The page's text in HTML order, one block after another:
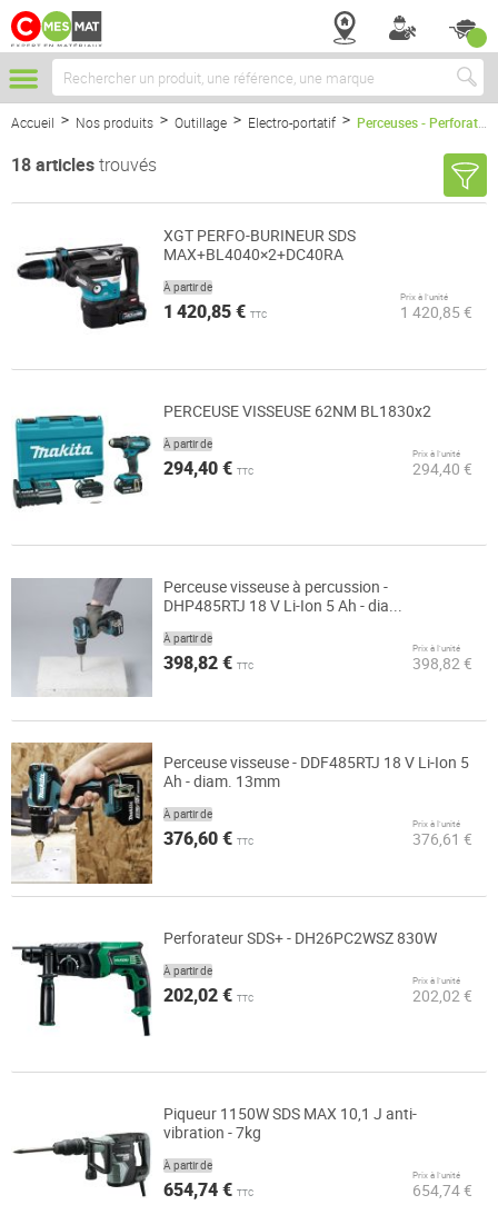
Chercher
Accueil Nos produits Outillage Electro-portatif Perceuses - Perforateurs - Burineurs
18articlestrouvés
XGT PERFO-BURINEUR SDS
MAX+BL4040×2+DC40RA
À partir de
1 420,85 € TTC
Prix à l’unité
1 420,85 €
PERCEUSE VISSEUSE 62NM BL1830x2
À partir de
294,40 € TTC
Prix à l’unité
294,40 €
Perceuse visseuse à percussion -
DHP485RTJ 18 V Li-Ion 5 Ah - dia...
À partir de
398,82 € TTC
Prix à l’unité
398,82 €
Perceuse visseuse - DDF485RTJ 18 V Li-Ion 5
Ah - diam. 13mm
À partir de
376,60 € TTC
Prix à l’unité
376,61 €
Perforateur SDS+ - DH26PC2WSZ 830W
À partir de
202,02 € TTC
Prix à l’unité
202,02 €
Piqueur 1150W SDS MAX 10,1 J anti-
vibration - 7kg
À partir de
654,74 € TTC
Prix à l’unité
654,74 €